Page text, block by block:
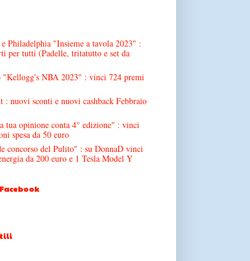
Philadelphia "Insieme a tavola 2023" :
per tutti (Padelle, tritatutto e set da
"Kellogg's NBA 2023" : vinci 724 premi
: nuovi sconti e nuovi cashback Febbraio
opinione conta 4° edizione" : vinci
spesa da 50 euro
concorso del Pulito" : su DonnaD vinci
da 200 euro e 1 Tesla Model Y